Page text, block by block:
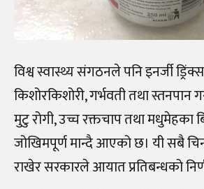
विश्व स्वास्थ्य संगठनले पनि इनर्जी
किशोरकिशोरी, गर्भवती तथा स्तनपान
मुटु रोगी, उच्च रक्तचाप तथा मधुमेहका
जोखिमपूर्ण मान्दै आएको छ। यी सबै
राखेर सरकारले आयात प्रतिबन्धको